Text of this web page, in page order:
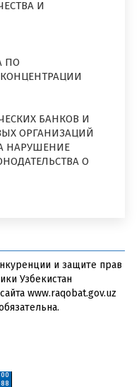
И
ПО
БАНКОВ И
ОРГАНИЗАЦИЙ
НАРУШЕНИЕ
О
и защите прав
Узбекистан
www.raqobat.gov.uz